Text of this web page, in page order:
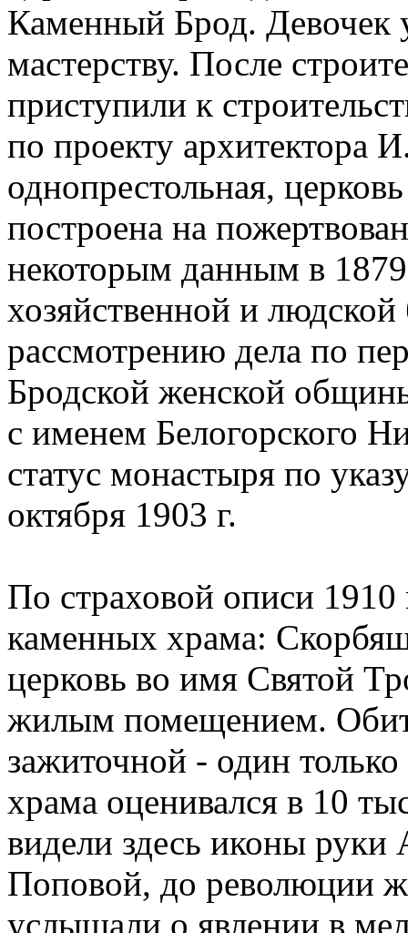
Каменный Брод. Девочек
мастерству. После
приступили к
по проекту архитектора
однопрестольная,
построена на
некоторым данным в
хозяйственной и
рассмотрению дела по
Бродской женской
с именем Белогорского
статус монастыря по
октября 1903 г.
По страховой описи
каменных храма:
церковь во имя Святой
жилым помещением.
зажиточной - один
храма оценивался в 10
видели здесь иконы руки
Поповой, до революции
услышали о явлении в